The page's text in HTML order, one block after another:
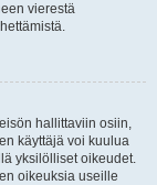
vierestä
hallittaviin osiin,
käyttäjä voi kuulua
yksilölliset oikeudet.
oikeuksia useille